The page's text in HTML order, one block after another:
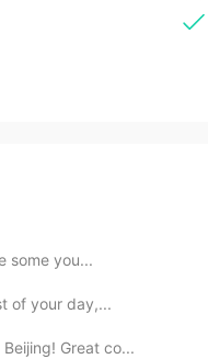
some you...
of your day,...
Great co...